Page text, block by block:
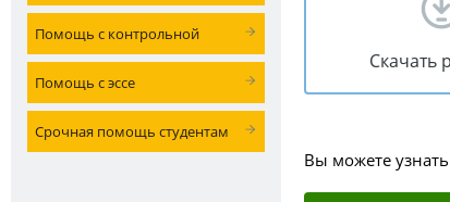
Помощь с контрольной
Помощь с эссе
Срочная помощь студентам
Скачать
Вы можете